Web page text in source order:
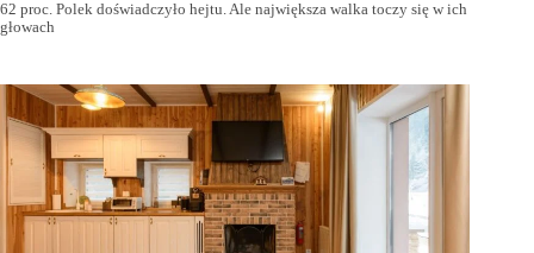
62 proc. Polek doświadczyło hejtu. Ale największa walka toczy się w ich
głowach